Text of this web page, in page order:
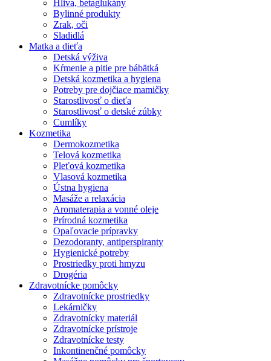
Hliva, betaglukány
Bylinné produkty
Zrak, oči
Sladidlá
Matka a dieťa
Detská výživa
Kŕmenie a pitie pre bábätká
Detská kozmetika a hygiena
Potreby pre dojčiace mamičky
Starostlivosť o dieťa
Starostlivosť o detské zúbky
Cumlíky
Kozmetika
Dermokozmetika
Telová kozmetika
Pleťová kozmetika
Vlasová kozmetika
Ústna hygiena
Masáže a relaxácia
Aromaterapia a vonné oleje
Prírodná kozmetika
Opaľovacie prípravky
Dezodoranty, antiperspiranty
Hygienické potreby
Prostriedky proti hmyzu
Drogéria
Zdravotnícke pomôcky
Zdravotnícke prostriedky
Lekárničky
Zdravotnícky materiál
Zdravotnícke prístroje
Zdravotnícke testy
Inkontinenčné pomôcky